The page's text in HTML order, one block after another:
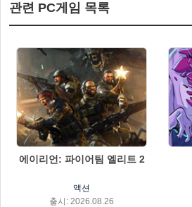
관련 PC게임 목록
에이리언: 파이어팀 엘리트 2
액션
출시: 2026.08.26